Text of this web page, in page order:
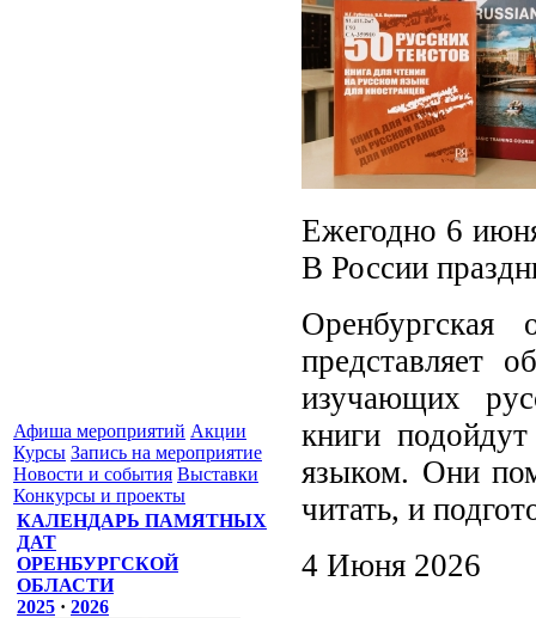
Афиша мероприятий Акции
Курсы Запись на мероприятие
Новости и события Выставки
Конкурсы и проекты
КАЛЕНДАРЬ ПАМЯТНЫХ
ДАТ
ОРЕНБУРГСКОЙ
ОБЛАСТИ
2025 · 2026
Ежегодно 6
В России
представляет
изучающих
книги
языком. Они
читать, и
4 Июня 2026